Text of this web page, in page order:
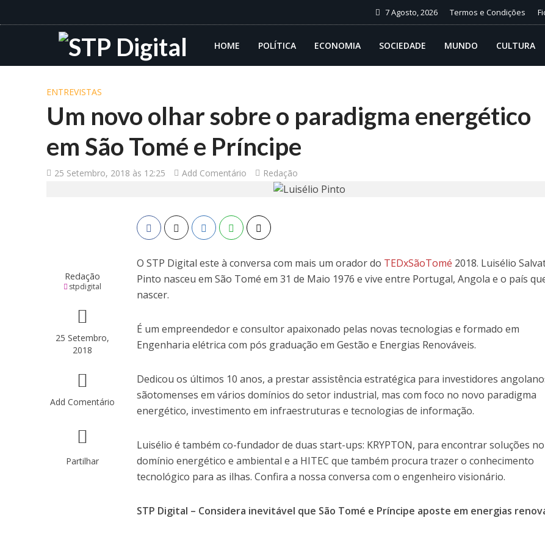
7 Agosto, 2026 Termos e Condições
HOME POLÍTICA ECONOMIA SOCIEDADE MUNDO CULTURA
ENTREVISTAS
Um novo olhar sobre o paradigma energético
em São Tomé e Príncipe
25 Setembro, 2018 às 12:25 Add Comentário Redação
Redação
stpdigital
25 Setembro,
2018
Add Comentário
Partilhar
O STP Digital este à conversa com mais um orador do TEDxSãoTomé 2018. Luisélio
Pinto nasceu em São Tomé em 31 de Maio 1976 e vive entre Portugal, Angola e o país
nascer.
É um empreendedor e consultor apaixonado pelas novas tecnologias e formado em
Engenharia elétrica com pós graduação em Gestão e Energias Renováveis.
Dedicou os últimos 10 anos, a prestar assistência estratégica para investidores
sãotomenses em vários domínios do setor industrial, mas com foco no novo paradigma
energético, investimento em infraestruturas e tecnologias de informação.
Luisélio é também co-fundador de duas start-ups: KRYPTON, para encontrar soluções no
domínio energético e ambiental e a HITEC que também procura trazer o conhecimento
tecnológico para as ilhas. Confira a nossa conversa com o engenheiro visionário.
STP Digital – Considera inevitável que São Tomé e Príncipe aposte em energias